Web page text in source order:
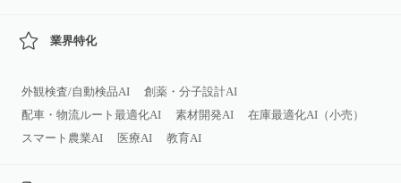
業界特化
外観検査/自動検品AI
創薬・分子設計AI
配車・物流ルート最適化AI
素材開発AI
在庫最適化AI（小売）
スマート農業AI
医療AI 教育AI